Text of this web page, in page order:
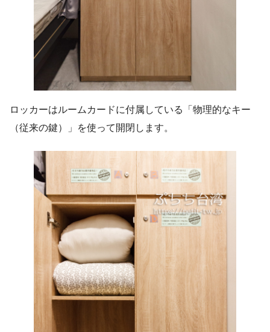
ロッカーはルームカードに付属している「物理的なキー
（従来の鍵）」を使って開閉します。